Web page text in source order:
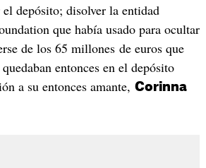
depósito; disolver la entidad
que había usado para ocultar
de los 65 millones de euros que
entonces en el depósito
a su entonces amante, Corinna